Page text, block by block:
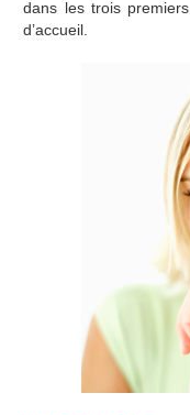
dans les trois
d’accueil.